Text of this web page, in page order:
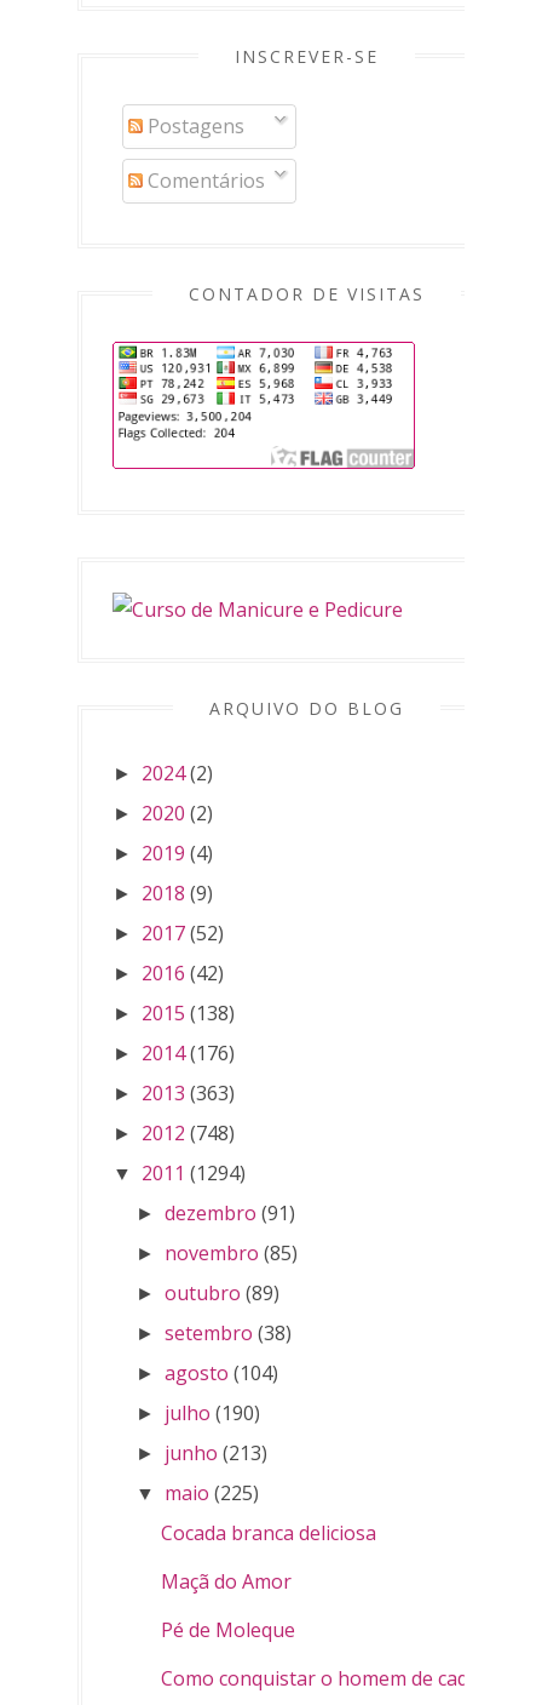
INSCREVER-SE
Postagens
Comentários
CONTADOR DE VISITAS
ARQUIVO DO BLOG
► 2024(2)
► 2020 (2)
► 2019 (4)
► 2018 (9)
► 2017(52)
► 2016 (42)
► 2015 (138)
► 2014(176)
► 2013 (363)
► 2012 (748)
▼ 2011 (1294)
►dezembro (91)
► novembro (85)
►outubro (89)
►setembro (38)
►agosto (104)
► julho (190)
► junho (213)
▼ maio (225)
Cocada branca deliciosa
Maçã do Amor
Pé de Moleque
Como conquistar o homem de cada